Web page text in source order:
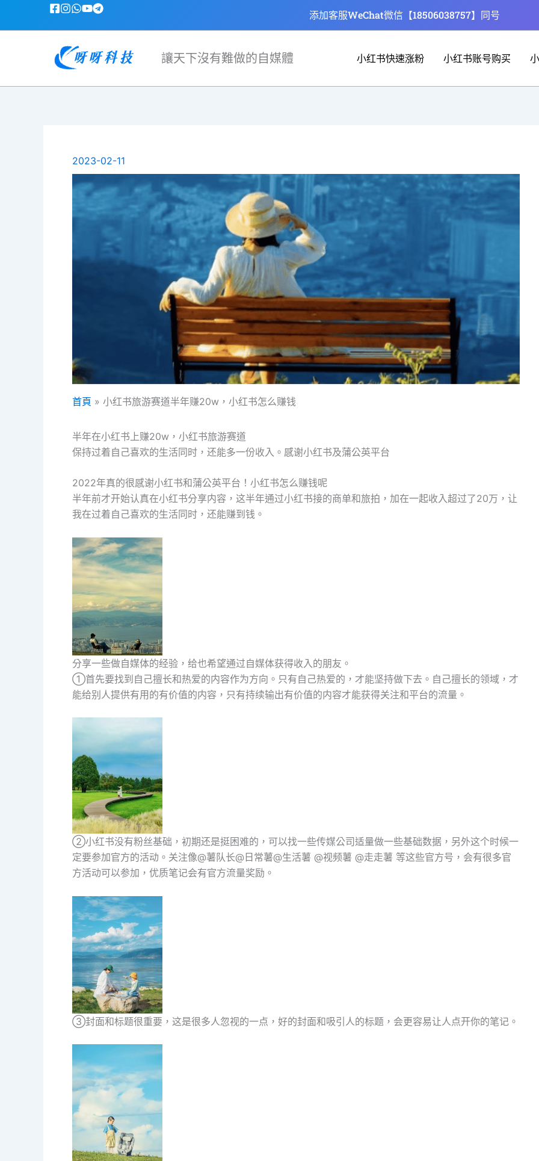
容
添加客服WeChat微信【18506038757】同号
讓天下沒有難做的自媒體 小红书快速涨粉 小红书账号购买
2023-02-11
首頁 小红书旅游赛道半年赚20w，小红书怎么赚钱
半年在小红书上赚20w，小红书旅游赛道
保持过着自己喜欢的生活同时，还能多一份收入。感谢小红书及蒲公英平台
2022年真的很感谢小红书和蒲公英平台！小红书怎么赚钱呢
半年前才开始认真在小红书分享内容，这半年通过小红书接的商单和旅拍，加在一起收入超过了20万，让
我在过着自己喜欢的生活同时，还能赚到钱。
分享一些做自媒体的经验，给也希望通过自媒体获得收入的朋友。
①首先要找到自己擅长和热爱的内容作为方向。只有自己热爱的，才能坚持做下去。自己擅长的领域，才
能给别人提供有用的有价值的内容，只有持续输出有价值的内容才能获得关注和平台的流量。
②小红书没有粉丝基础，初期还是挺困难的，可以找一些传媒公司适量做一些基础数据，另外这个时候一
定要参加官方的活动。关注像@薯队长@日常薯@生活薯 @视频薯 @走走薯 等这些官方号，会有很多官
方活动可以参加，优质笔记会有官方流量奖励。
③封面和标题很重要，这是很多人忽视的一点，好的封面和吸引人的标题，会更容易让人点开你的笔记。